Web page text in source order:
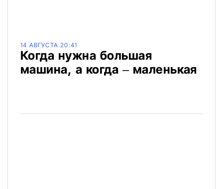
14 АВГУСТА 20:41
Когда нужна большая
машина, а когда – маленькая